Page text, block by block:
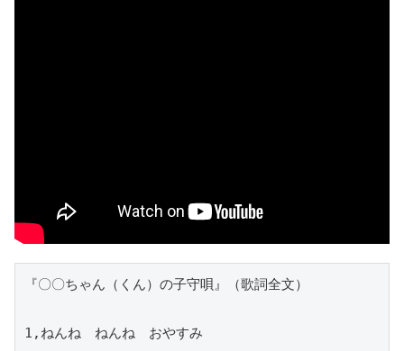
『〇〇ちゃん（くん）の子守唄』（歌詞全文）
1,ねんね　ねんね　おやすみ